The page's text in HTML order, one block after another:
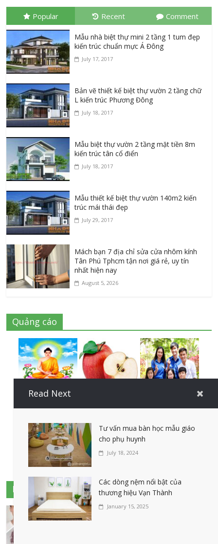
Popular Recent Comment
Mẫu nhà biệt thự mini 2 tầng 1 tum đẹp
kiến trúc chuẩn mực Á Đông
July 17, 2017
Bản vẽ thiết kế biệt thự vườn 2 tầng chữ
L kiến trúc Phương Đông
July 18, 2017
Mẫu biệt thự vườn 2 tầng mặt tiền 8m
kiến trúc tân cổ điển
July 18, 2017
Mẫu thiết kế biệt thự vườn 140m2 kiến
trúc mái thái đẹp
July 29, 2017
Mách bạn 7 địa chỉ sửa cửa nhôm kính
Tân Phú Tphcm tận nơi giá rẻ, uy tín
nhất hiện nay
August 5, 2026
Quảng cáo
Bài viết ngẫu nhiên
Niềng răng mắc cài sứ và độ tuổi nên
Read Next
Tư vấn mua bàn học mẫu giáo
cho phụ huynh
July 18, 2024
Các dòng nệm nổi bật của
thương hiệu Vạn Thành
January 15, 2025